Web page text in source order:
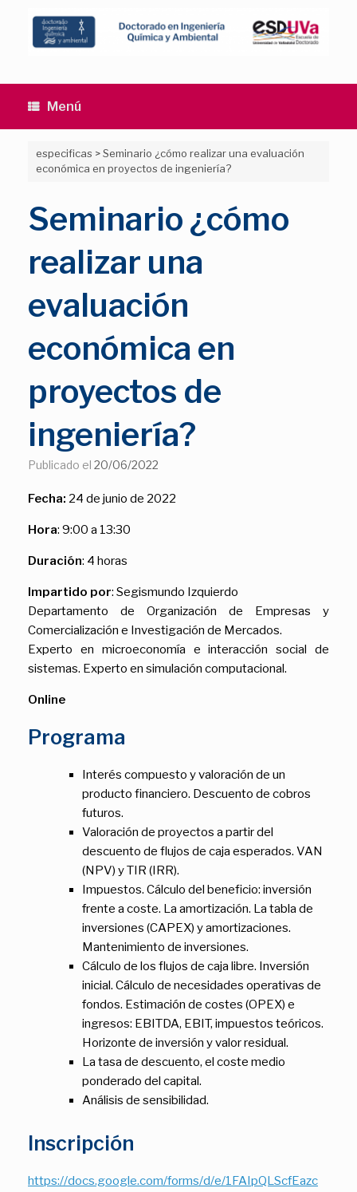
contenido
Menú
especificas >Seminario ¿cómo realizar una evaluación
económica en proyectos de ingeniería?
Seminario ¿cómo
realizar una
evaluación
económica en
proyectos de
ingeniería?
Publicado el 20/06/2022
Fecha: 24 de junio de 2022
Hora: 9:00 a 13:30
Duración: 4 horas
Impartido por: Segismundo Izquierdo
Departamento de Organización de Empresas y
Comercialización e Investigación de Mercados.
Experto en microeconomía e interacción social de
sistemas. Experto en simulación computacional.
Online
Programa
Interés compuesto y valoración de un
producto financiero. Descuento de cobros
futuros.
Valoración de proyectos a partir del
descuento de flujos de caja esperados. VAN
(NPV) y TIR (IRR).
Impuestos. Cálculo del beneficio: inversión
frente a coste. La amortización. La tabla de
inversiones (CAPEX) y amortizaciones.
Mantenimiento de inversiones.
Cálculo de los flujos de caja libre. Inversión
inicial. Cálculo de necesidades operativas de
fondos. Estimación de costes (OPEX) e
ingresos: EBITDA, EBIT, impuestos teóricos.
Horizonte de inversión y valor residual.
La tasa de descuento, el coste medio
ponderado del capital.
Análisis de sensibilidad.
Inscripción
https://docs.google.com/forms/d/e/1FAIpQLScfEazc